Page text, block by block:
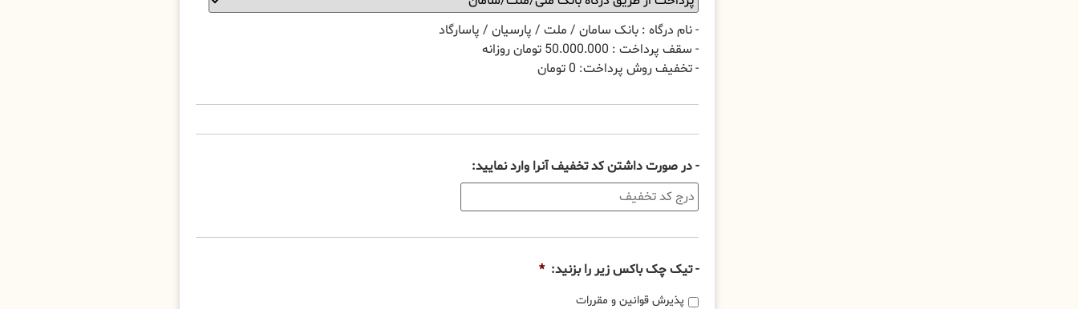
- نام درگاه : بانک سامان / ملت / پارسیان / پاسارگاد
- سقف پرداخت : 50.000.000 تومان روزانه
- تخفیف روش پرداخت: 0 تومان
- در صورت داشتن کد تخفیف آنرا وارد نمایید:
- تیک چک باکس زیر را بزنید: *
پذیرش قوانین و مقررات